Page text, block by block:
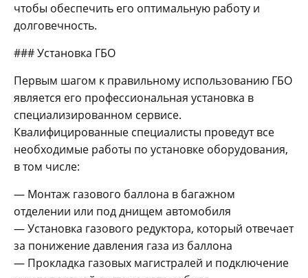
чтобы обеспечить его оптимальную работу и
долговечность.
### Установка ГБО
Первым шагом к правильному использованию ГБО
является его профессиональная установка в
специализированном сервисе.
Квалифицированные специалисты проведут все
необходимые работы по установке оборудования,
в том числе:
— Монтаж газового баллона в багажном
отделении или под днищем автомобиля
— Установка газового редуктора, который отвечает
за понижение давления газа из баллона
— Прокладка газовых магистралей и подключение